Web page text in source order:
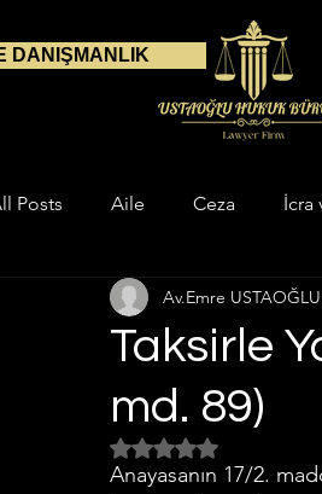
DANIŞMANLIK
Posts Aile Ceza İcra
Danışmanlık Avukat
Çalışma Alanlarımız Aile
Taksirle
md. 89)
Av.Emre USTAOĞLU
5 üzerinden NaN yıldız
Anayasanın 17/2.